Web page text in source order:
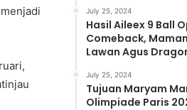
July 25, 2024
Hasil Aileex 9 Ball
Comeback,
Lawan Agus
July 25, 2024
Tujuan Maryam
Olimpiade Paris